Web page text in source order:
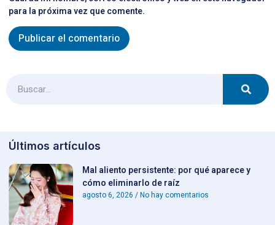
para la próxima vez que comente.
Últimos artículos
Mal aliento persistente: por qué aparece y
cómo eliminarlo de raíz
agosto 6, 2026 No hay comentarios